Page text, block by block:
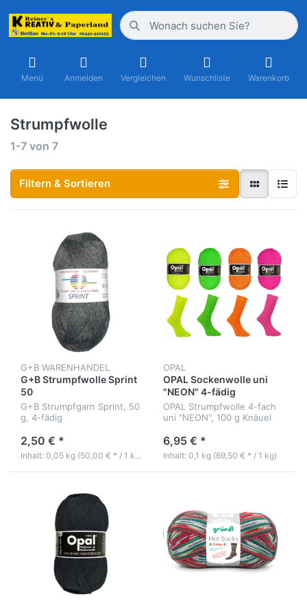
Menü Anmelden Vergleichen Wunschliste Warenkorb
Strumpfwolle
1-7 von 7
Filtern & Sortieren
G+B WARENHANDEL
G+B Strumpfwolle Sprint
50
G+B Strumpfgarn Sprint, 50
g, 4-fädig
2,50 € *
Inhalt: 0,05 kg (50,00 € * / 1 kg)
OPAL
OPAL Sockenwolle uni
"NEON" 4-fädig
OPAL Strumpfwolle 4-fach
uni "NEON", 100 g Knäuel
6,95 € *
Inhalt: 0,1 kg (69,50 € * / 1 kg)